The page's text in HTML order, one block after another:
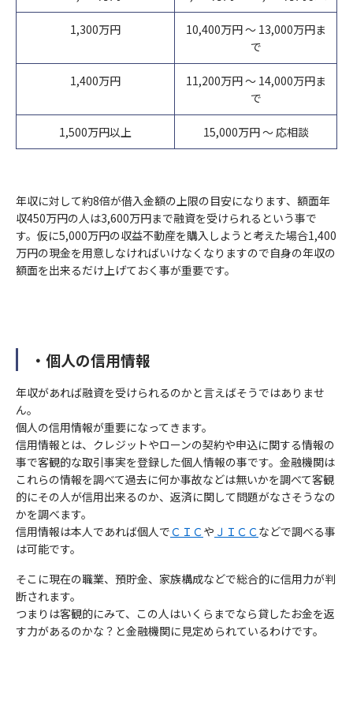
1,300万円
10,400万円 ～ 13,000万円ま
で
1,400万円
11,200万円 ～ 14,000万円ま
で
1,500万円以上 15,000万円 ～ 応相談
年収に対して約8倍が借入金額の上限の目安になります、額面年
収450万円の人は3,600万円まで融資を受けられるという事で
す。仮に5,000万円の収益不動産を購入しようと考えた場合1,400
万円の現金を用意しなければいけなくなりますので自身の年収の
額面を出来るだけ上げておく事が重要です。
・個人の信用情報
年収があれば融資を受けられるのかと言えばそうではありませ
ん。
個人の信用情報が重要になってきます。
信用情報とは、クレジットやローンの契約や申込に関する情報の
事で客観的な取引事実を登録した個人情報の事です。金融機関は
これらの情報を調べて過去に何か事故などは無いかを調べて客観
的にその人が信用出来るのか、返済に関して問題がなさそうなの
かを調べます。
信用情報は本人であれば個人で ＣＩＣや ＪＩＣＣなどで調べる事
は可能です。
そこに現在の職業、預貯金、家族構成などで総合的に信用力が判
断されます。
つまりは客観的にみて、この人はいくらまでなら貸したお金を返
す力があるのかな？と金融機関に見定められているわけです。
は利用停止など
個人情報保護法に基づく保有個人データに関する開示、訂正等ま
たは利用停止などに関する請求については、データ保有者である
たします。
記載の保険会社の事故相談窓口にもお問い合わせいただくことが
できます。
なお、ご照会者がご本人であることをご確認させていただいたう
えで、ご対応させていただきます。
(代理店) セットライフエージェンシー株式会社
(電話番号) 03-5357-1971
②人の生命、身体又は財産の保護のために必要がある場合
③公衆衛生の向上又は児童の健全な育成の推進のために特に必要
がある場合
④国の機関若しくは地方公共団体又はその委託を受けた者が法令
のセンシティブ情報を取得、利用又は第三者提供する場合。
⑥相続手当を伴う保険金支払事務等の遂行上必要な限りにおい
て、センシティブ情報を取得、利用又は第三者提供する場合。
⑦保険業の適切な業務運営を確保する必要性から、本人の同意に
当社の個人情報の取扱いおよび安全管理に係る適切な措置につい
は利用停止など
個人情報保護法に基づく保有個人データに関する開示、訂正等ま
たは利用停止などに関する請求については、データ保有者である
保険会社に対してお取次ぎいたします。
11）お問い合わせ・ご相談・苦情へのご対応
当社は個人情報の取扱いに関する苦情・ご相談に迅速にご対応い
たします。
ご連絡の先は下記のお問い合わせ窓口となります。また保険事故
に関する照会については下記お問い合わせ窓口のほか、保険証券
記載の保険会社の事故相談窓口にもお問い合わせいただくことが
できます。
9）見直し・改善
当社の個人情報の取扱いおよび安全管理に係る適切な措置につい
10）個人情報保護法に基づく保有個人データ開示、訂正等また
個人情報保護法に基づく保有個人データに関する開示、訂正等ま
たは利用停止などに関する請求については、データ保有者である
当社は個人情報の取扱いに関する苦情・ご相談に迅速にご対応い
たします。
ご連絡の先は下記のお問い合わせ窓口となります。また保険事故
に関する照会については下記お問い合わせ窓口のほか、保険証券
制定日
2023年4月
お問い合わせ先
(代理店) セットライフエージェンシー株式会社
(所在地) 東京都千代田区飯田橋1-3-7 JC九段下ビル8Ｆ
(電話番号) 03-5357-1971
(受付時間) 10時〜 20時